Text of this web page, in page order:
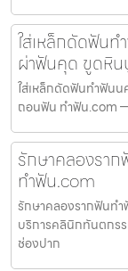
ใส่เหล็กดัดฟันท
ผ่าฟันคุด ขูดหิ
ใส่เหล็กดัดฟันทำฟัน
ถอนฟัน ทำฟัน.com
รักษาคลองรา
ทำฟัน.com
รักษาคลองรากฟันท
บริการคลินิกทันตกร
ช่องปาก